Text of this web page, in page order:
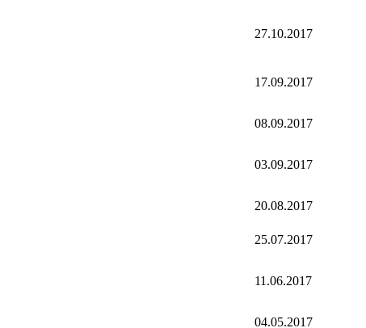
27.10.2017
17.09.2017
08.09.2017
03.09.2017
20.08.2017
25.07.2017
11.06.2017
04.05.2017